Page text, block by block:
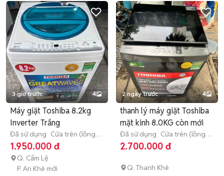
3 giờ trước 4
Máy giặt Toshiba 8.2kg
Inverter Trắng
Đã sử dụng Cửa trên (lồng
đứng)
8 - 8.9 kg
1.950.000 đ
Q. Cẩm Lệ
P. An Khê mới
2 ngày trước 4
thanh lý máy giặt Toshiba
mặt kinh 8.0KG còn mới
Đã sử dụng Cửa trên (lồng
đứng) 8 - 8.9 kg
2.700.000 đ
Q. Thanh Khê